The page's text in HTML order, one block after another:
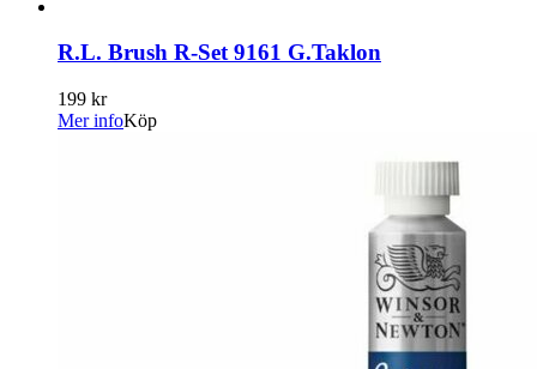
R.L. Brush R-Set 9161 G.Taklon
199 kr
Mer infoKöp